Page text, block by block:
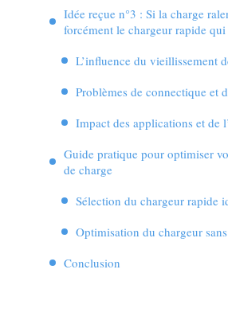
Idée reçue n°3 : Si la charge
forcément le chargeur rapide
L’influence du vieillissement
Problèmes de connectique et
Impact des applications et de
Guide pratique pour optimiser
de charge
Sélection du chargeur rapide
Optimisation du chargeur
Conclusion